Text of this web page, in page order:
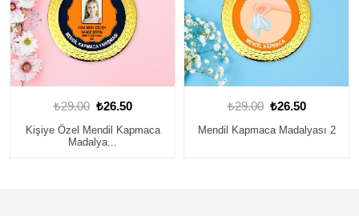
₺29.00 ₺26.50
Kişiye Özel Mendil Kapmaca
Madalya...
₺29.00 ₺26.50
Mendil Kapmaca Madalyası 2